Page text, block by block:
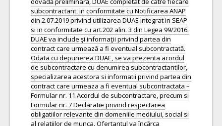
subcontractant, in conformitate cu Notificarea ANAP
din 2.07.2019 privind utilizarea DUAE integrat in SEAP
si in conformitate cu art.202 alin. 3 din Legea 99/2016.
DUAE va include şi informaţii privind partea din
contract care urmează a fi eventual subcontractată.
Odata cu depunerea DUAE, se va prezenta acordul
de subcontractare cu denumirea subcontractantilor,
specializarea acestora si informatii privind partea din
contract care urmeaza a fi eventual subcontractata –
Formular nr. 11 Acordul de subcontractare, precum si
Formular nr. 7 Declaratie privind respectarea
obligatiilor relevante din domeniile mediului, social si
al relatiilor de munca. Ofertantul va încărca